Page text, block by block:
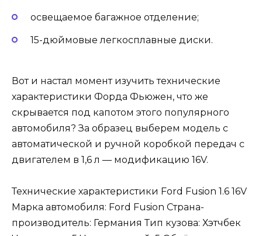
освещаемое багажное отделение;
15-дюймовые легкосплавные диски.
Вот и настал момент изучить технические
характеристики Форда Фьюжен, что же
скрывается под капотом этого популярного
автомобиля? За образец выберем модель с
автоматической и ручной коробкой передач с
двигателем в 1,6 л — модификацию 16V.
Технические характеристики Ford Fusion 1.6 16V
Марка автомобиля: Ford Fusion Страна-
производитель: Германия Тип кузова: Хэтчбек